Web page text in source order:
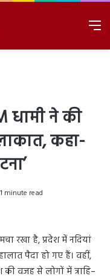
धामी ने की
कहा-
1 minute read
रखा है, प्रदेश में नदियां
पैदा हो गए हैं। वहीं,
वजह से लोगों में त्राहि–